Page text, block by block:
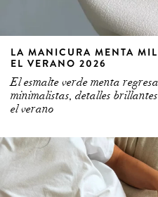
LA MANICURA MENTA
EL VERANO 2026
El esmalte verde menta
minimalistas, detalles
el verano